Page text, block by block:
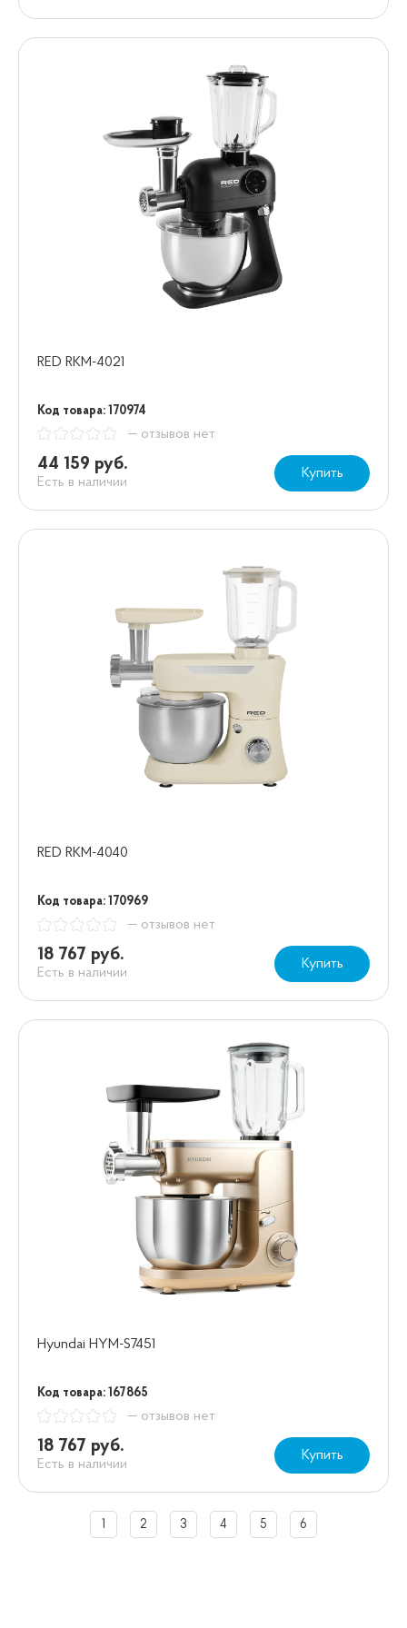
RED RKM-4021
Код товара: 170974
— отзывов нет
44 159 руб.
Есть в наличии
Купить
RED RKM-4040
Код товара: 170969
— отзывов нет
18 767 руб.
Есть в наличии
Купить
Hyundai HYM-S7451
Код товара: 167865
— отзывов нет
18 767 руб.
Есть в наличии
Купить
1 2 3 4 5 6